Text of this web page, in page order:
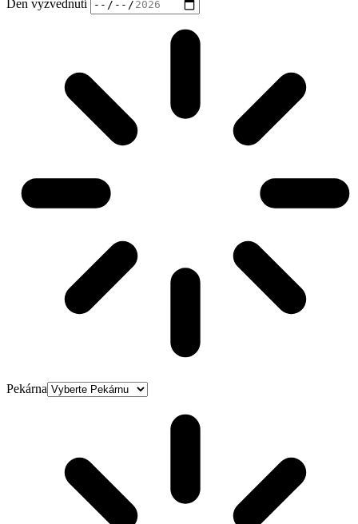
Den vyzvednutí
Pekárna